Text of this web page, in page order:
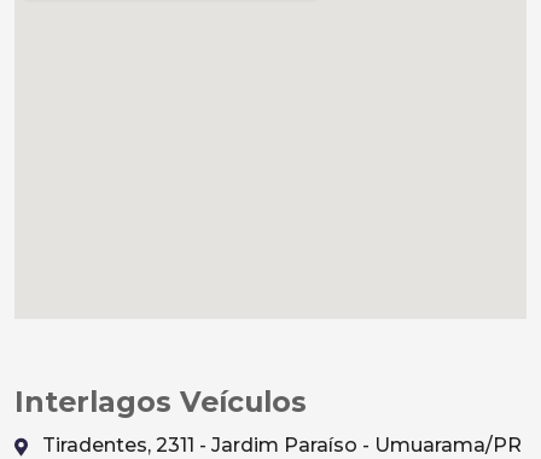
Interlagos Veículos
Tiradentes, 2311 - Jardim Paraíso - Umuarama/PR